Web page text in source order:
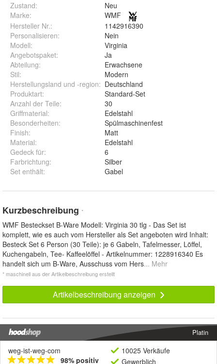
Zustand:
Neu
Marke:
WMF
Hersteller Nr.:
1142916390
Personalisieren:
Nein
Modell:
Virginia
Angebotspaket:
Ja
Abteilung:
Erwachsene
Stil:
Modern
Herstellungsland und -region: Deutschland
Produktart:
Standard-Set
Anzahl der Teile:
30
Griffmaterial:
Edelstahl
Besonderheiten:
Spülmaschinenfest
Finish:
Matt
Material:
Edelstahl
Gedeck für:
6
Farbrichtung:
Silber
Set enthält: Gabel
Kurzbeschreibung *
WMF Besteckset B-Ware Modell: Virginia 30 tlg - Das Set ist
komplett, wie es auch vom Hersteller als Set angeboten wird Inhalt:
Besteck Set 6 Person (30 Teile): je 6 Gabeln, Tafelmesser, Löffel,
Kuchengabeln, Tee- Kaffeelöffel - Artikelnummer: 1228916340 Es
handelt sich um B-Ware, Ausschuss vom Hers... Mehr
* maschinell aus der Artikelbeschreibung erstellt
Artikelbeschreibung anzeigen
Platin
weg-ist-weg-com
98% positiv
10025 Verkäufe
Gewerblich